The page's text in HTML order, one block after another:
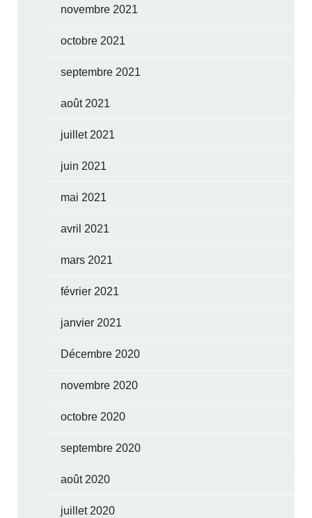
novembre 2021
octobre 2021
septembre 2021
août 2021
juillet 2021
juin 2021
mai 2021
avril 2021
mars 2021
février 2021
janvier 2021
Décembre 2020
novembre 2020
octobre 2020
septembre 2020
août 2020
juillet 2020